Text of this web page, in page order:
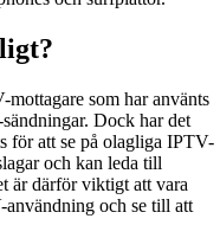
som har använts
Dock har det
för att se på olagliga IPTV-
och kan leda till
är därför viktigt att vara
och se till att